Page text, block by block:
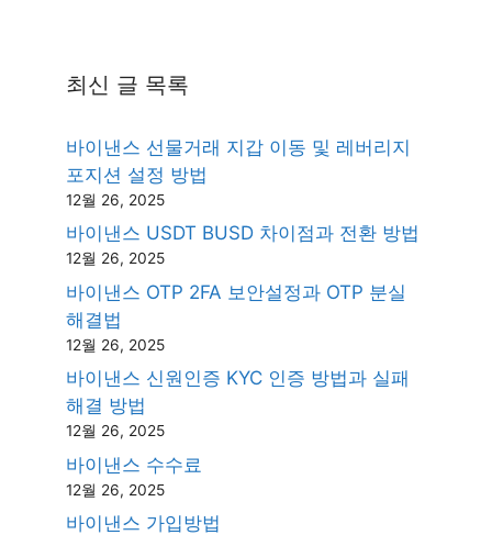
최신 글 목록
바이낸스 선물거래 지갑 이동 및 레버리지
포지션 설정 방법
12월 26, 2025
바이낸스 USDT BUSD 차이점과 전환 방법
12월 26, 2025
바이낸스 OTP 2FA 보안설정과 OTP 분실
해결법
12월 26, 2025
바이낸스 신원인증 KYC 인증 방법과 실패
해결 방법
12월 26, 2025
바이낸스 수수료
12월 26, 2025
바이낸스 가입방법